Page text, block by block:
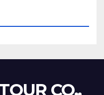
CO.,